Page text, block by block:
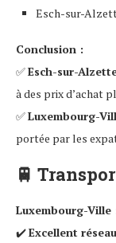
Esch-sur-
Conclusion :
✅Esch-sur-
à des prix d’achat
✅Luxembourg-
portée par les
🚆
Luxembourg-Ville
✔️Excellent